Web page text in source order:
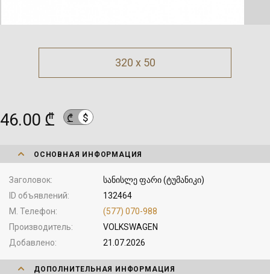
320 x 50
46.00 ₾ ₾ $
ОСНОВНАЯ ИНФОРМАЦИЯ
Заголовок
სანისლე ფარი (ტუმანიკი)
ID объявлений
132464
М. Телефон
(577) 070-988
Производитель
VOLKSWAGEN
Добавлено
21.07.2026
ДОПОЛНИТЕЛЬНАЯ ИНФОРМАЦИЯ